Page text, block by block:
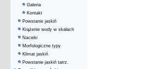
Galeria
Kontakt
Powstanie jaskiń
Krążenie wody w skałach
Nacieki
Morfologiczne typy
Klimat jaskiń
Powstanie jaskiń tatrz.